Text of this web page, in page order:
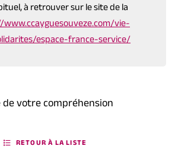
à retrouver sur le site de la
vie-
espace-france-service/
votre compréhension
RETOUR À LA LISTE